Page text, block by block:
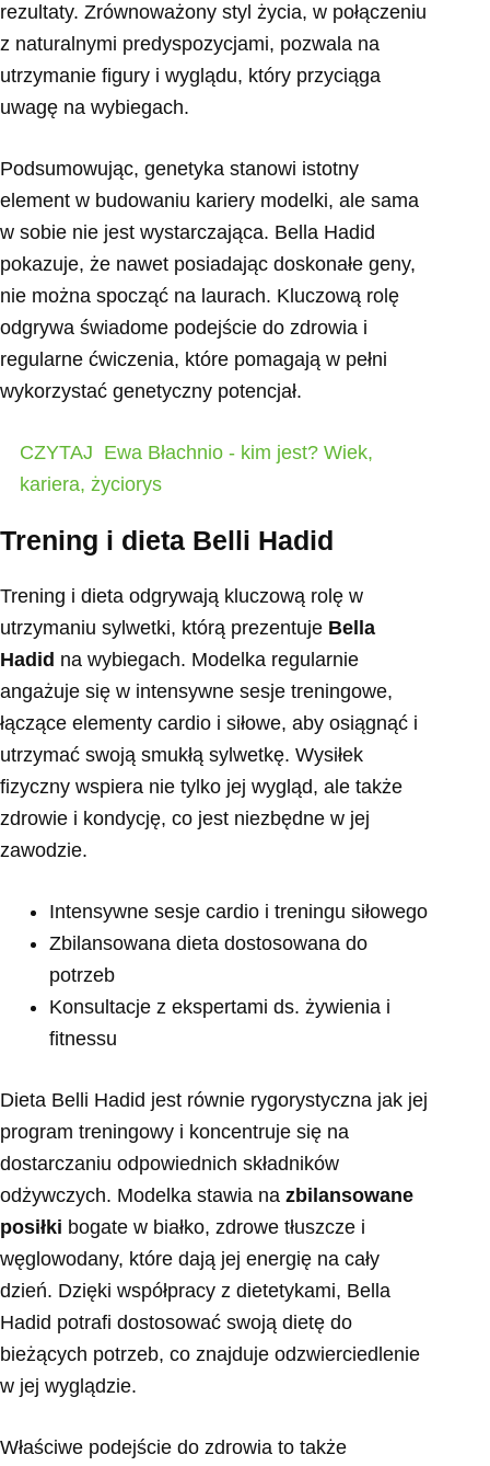
rezultaty. Zrównoważony styl życia, w połączeniu
z naturalnymi predyspozycjami, pozwala na
utrzymanie figury i wyglądu, który przyciąga
uwagę na wybiegach.
Podsumowując, genetyka stanowi istotny
element w budowaniu kariery modelki, ale sama
w sobie nie jest wystarczająca. Bella Hadid
pokazuje, że nawet posiadając doskonałe geny,
nie można spocząć na laurach. Kluczową rolę
odgrywa świadome podejście do zdrowia i
regularne ćwiczenia, które pomagają w pełni
wykorzystać genetyczny potencjał.
CZYTAJ Ewa Błachnio - kim jest? Wiek,
kariera, życiorys
Trening i dieta Belli Hadid
Trening i dieta odgrywają kluczową rolę w
utrzymaniu sylwetki, którą prezentuje Bella
Hadid na wybiegach. Modelka regularnie
angażuje się w intensywne sesje treningowe,
łączące elementy cardio i siłowe, aby osiągnąć i
utrzymać swoją smukłą sylwetkę. Wysiłek
fizyczny wspiera nie tylko jej wygląd, ale także
zdrowie i kondycję, co jest niezbędne w jej
zawodzie.
Intensywne sesje cardio i treningu siłowego
Zbilansowana dieta dostosowana do
potrzeb
Konsultacje z ekspertami ds. żywienia i
fitnessu
Dieta Belli Hadid jest równie rygorystyczna jak jej
program treningowy i koncentruje się na
dostarczaniu odpowiednich składników
odżywczych. Modelka stawia na zbilansowane
posiłki bogate w białko, zdrowe tłuszcze i
węglowodany, które dają jej energię na cały
dzień. Dzięki współpracy z dietetykami, Bella
Hadid potrafi dostosować swoją dietę do
bieżących potrzeb, co znajduje odzwierciedlenie
w jej wyglądzie.
Właściwe podejście do zdrowia to także